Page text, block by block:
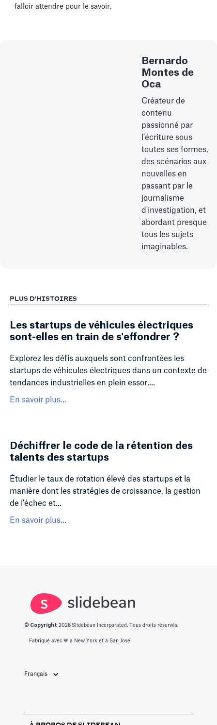
falloir attendre pour le savoir.
Bernardo
Montes de
Oca
Créateur de
contenu
passionné par
l'écriture sous
toutes ses formes,
des scénarios aux
nouvelles en
passant par le
journalisme
d'investigation, et
abordant presque
tous les sujets
imaginables.
PLUS D'HISTOIRES
Les startups de véhicules électriques
sont-elles en train de s'effondrer ?
Explorez les défis auxquels sont confrontées les
startups de véhicules électriques dans un contexte de
tendances industrielles en plein essor,...
En savoir plus...
Déchiffrer le code de la rétention des
talents des startups
Étudier le taux de rotation élevé des startups et la
manière dont les stratégies de croissance, la gestion
de l'échec et...
En savoir plus...
© Copyright 2026 Slidebean Incorporated. Tous droits réservés.
Fabriqué avec 💙️ à New York et à San Jose
Français